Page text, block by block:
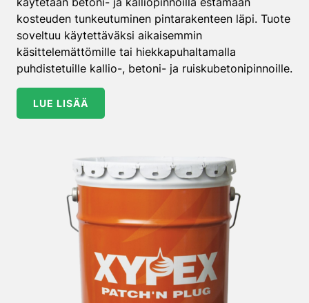
kosteuden tunkeutuminen pintarakenteen läpi. Tuote
soveltuu käytettäväksi aikaisemmin
käsittelemättömille tai hiekkapuhaltamalla
puhdistetuille kallio-, betoni- ja ruiskubetonipinnoille.
LUE LISÄÄ